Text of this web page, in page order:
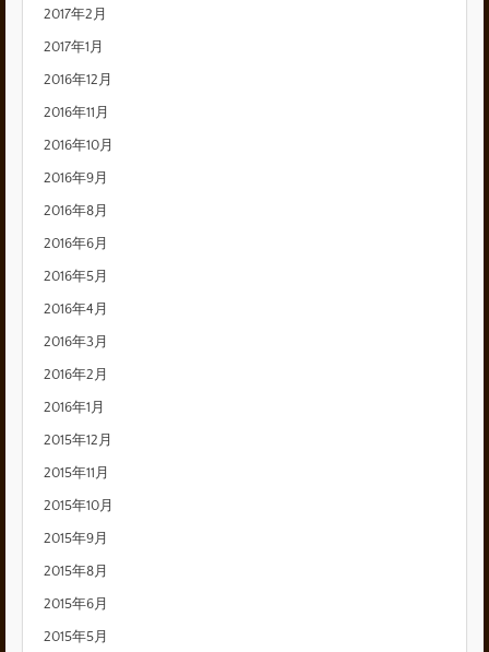
2017年2月
2017年1月
2016年12月
2016年11月
2016年10月
2016年9月
2016年8月
2016年6月
2016年5月
2016年4月
2016年3月
2016年2月
2016年1月
2015年12月
2015年11月
2015年10月
2015年9月
2015年8月
2015年6月
2015年5月